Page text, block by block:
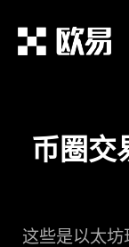
币圈交
这些是以太坊